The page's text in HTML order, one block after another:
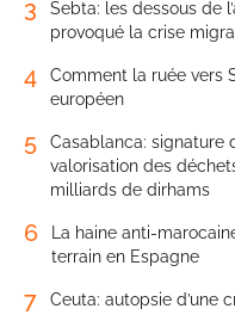
3
Sebta: les dessous de
provoqué la crise
4
Comment la ruée vers
européen
5
Casablanca: signature
valorisation des
milliards de dirhams
6
La haine anti-
terrain en Espagne
7 Ceuta: autopsie d’une